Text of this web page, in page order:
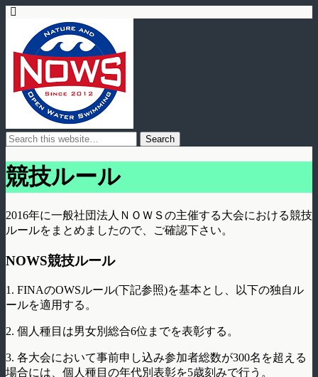
競技ルール
2016年に一般社団法人ＮＯＷＳの主催する大会における競技
ルールをまとめましたので、ご確認下さい。
NOWS競技ルール
1. FINAのOWSルール(下記参照)を基本とし、以下の独自ル
ールを適用する。
2. 個人種目は男女別総合6位までを表彰する。
3. 各大会において事前申し込み参加者総数が300名を超える
場合には、個人種目の年代別表彰を5歳刻みで行う。